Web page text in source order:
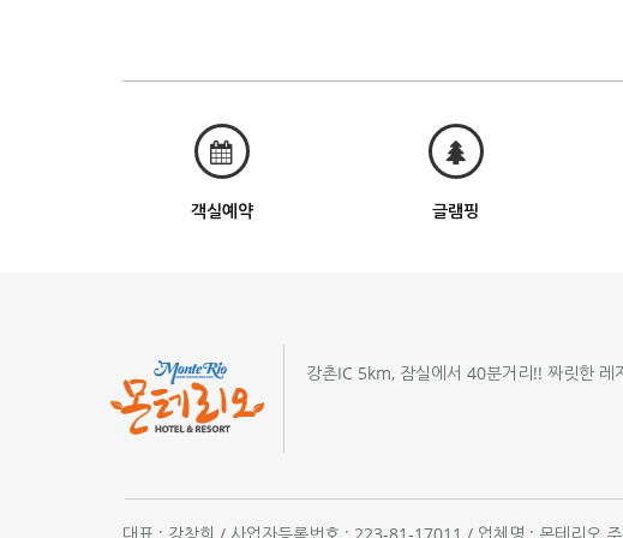
객실예약 글램핑
강촌IC 5km, 잠실에서 40분거리!! 짜릿한 레